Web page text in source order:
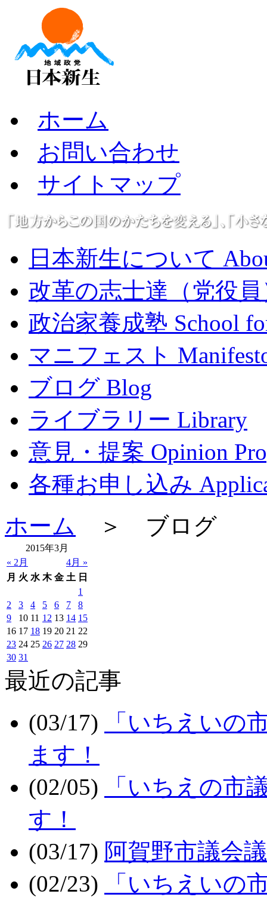
ホーム
お問い合わせ
サイトマップ
日本新生について
改革の志士達（党役員
政治家養成塾 School
マニフェスト
ブログ Blog
ライブラリー Library
意見・提案 Opinion
各種お申し込み
ホーム ＞ ブログ
2015年3月
« 2月
4月 »
月 火 水 木 金 土 日
1
2
3 4 5 6 7
8
9
10 11 12 13 14 15
16 17 18 19 20 21 22
23 24 25 26 27 28 29
30 31
最近の記事
(03/17)
「いちえいの
ます！
(02/05)
「いちえの市
す！
(03/17) 阿賀野市議会
(02/23)
「いちえいの